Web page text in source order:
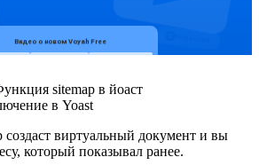
в Yoast
виртуальный документ и вы
который показывал ранее.